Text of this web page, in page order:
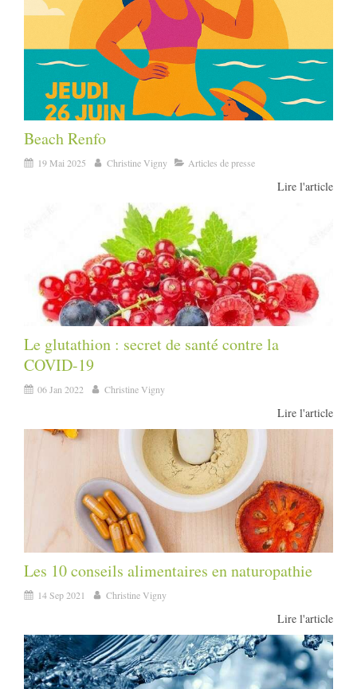
Beach Renfo
19 Mai 2025 Christine Vigny Articles de presse
Lire l'article
Le glutathion : secret de santé contre la
COVID-19
06 Jan 2022 Christine Vigny
Lire l'article
Les 10 conseils alimentaires en naturopathie
14 Sep 2021 Christine Vigny
Lire l'article